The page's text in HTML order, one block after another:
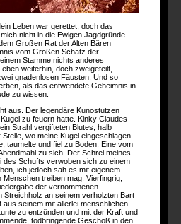
Leben war gerettet, doch das
nicht in die Ewigen Jagdgründe
Großen Rat der Alten Bären
vom Großen Schatz der
Stamme nichts anderes
weiterhin, doch zweigeteilt,
gnadenlosen Fäusten. Und so
als das entwendete Geheimnis in
zu wissen.
aus. Der legendäre Kunostutzen
zu feuern hatte. Kinky Claudes
Strahl vergifteten Blutes, halb
wo meine Kugel eingeschlagen
taumelte und fiel zu Boden. Eine vom
zu sich. Der Schrei meines
des Schufts verwoben sich zu einem
ich jedoch sah es mit eigenem
treiben mag. Vierfingrig,
der vernommenen
Streichholz an seinem verholzten Bart
seinem mit allerlei menschlichen
zu entzünden und mit der Kraft und
todbringende Geschoß in den